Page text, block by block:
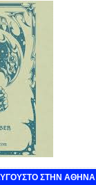
ΣΤΗΝ ΑΘΗΝΑ